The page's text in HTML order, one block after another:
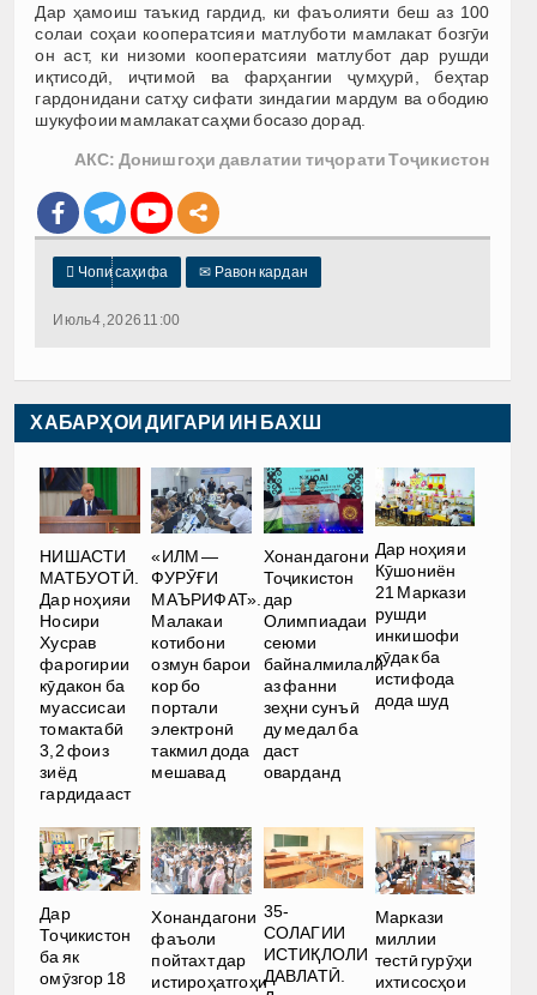
Дар ҳамоиш таъкид гардид, ки фаъолияти беш аз 100
солаи соҳаи кооператсияи матлуботи мамлакат бозгӯи
он аст, ки низоми кооператсияи матлубот дар рушди
иқтисодӣ, иҷтимоӣ ва фарҳангии ҷумҳурӣ, беҳтар
гардонидани сатҳу сифати зиндагии мардум ва ободию
шукуфоии мамлакат саҳми босазо дорад.
АКС: Донишгоҳи давлатии тиҷорати Тоҷикистон
 Чопи саҳифа ✉ Равон кардан
Июль 4, 2026 11:00
ХАБАРҲОИ ДИГАРИ ИН БАХШ
НИШАСТИ
МАТБУОТӢ.
Дар ноҳияи
Носири
Хусрав
фарогирии
кӯдакон ба
муассисаи
томактабӣ
3,2 фоиз
зиёд
гардидааст
«ИЛМ —
ФУРӮҒИ
МАЪРИФАТ».
Малакаи
котибони
озмун барои
кор бо
портали
электронӣ
такмил дода
мешавад
Хонандагони
Тоҷикистон
дар
Олимпиадаи
сеюми
байналмилалӣ
аз фанни
зеҳни сунъӣ
ду медал ба
даст
оварданд
Дар ноҳияи
Кӯшониён
21 Маркази
рушди
инкишофи
кӯдак ба
истифода
дода шуд
Дар
Тоҷикистон
ба як
омӯзгор 18
Хонандагони
фаъоли
пойтахт дар
истироҳатгоҳи
35-
СОЛАГИИ
ИСТИҚЛОЛИ
ДАВЛАТӢ.
Маркази
миллии
тестӣ гурӯҳи
ихтисосҳои